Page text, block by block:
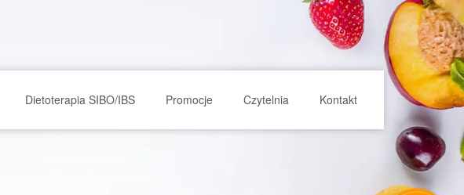
Dietoterapia SIBO/IBS Promocje Czytelnia Kontakt